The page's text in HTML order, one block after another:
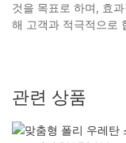
것을 목표로 하며, 효
해 고객과 적극적으로
관련 상품